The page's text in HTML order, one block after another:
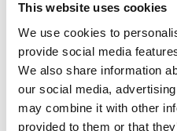
This website uses cookies
We use cookies to
provide social media
We also share information
our social media,
may combine it with other
provided to them or that
Studenten, Abiturienten und
Heute? Die Generation Kevin
seinem neuen Programm
köstlich über die
sämtliche Luschen und
Ausbilder Schmidt früher mit